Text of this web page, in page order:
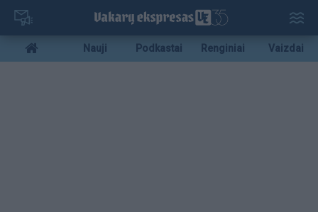
Pereiti
pagrindinį
turinį
Mobile
menu
Nauji Podkastai Renginiai Vaizdai